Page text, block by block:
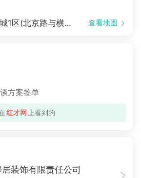
中南国际商贸城1区(北京路与横四路交叉口南约200米) 查看地图
方案签单
红才网 上看到的
装饰有限责任公司